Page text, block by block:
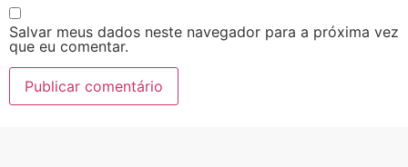
Salvar meus dados neste navegador para a próxima vez
que eu comentar.